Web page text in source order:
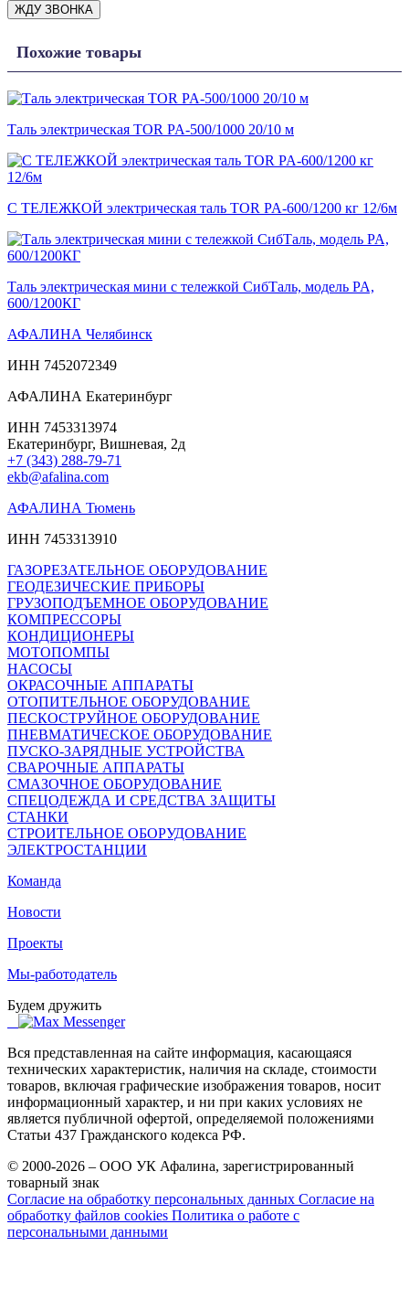
ЖДУ ЗВОНКА
Похожие товары
Таль электрическая TOR PA-500/1000 20/10 м
С ТЕЛЕЖКОЙ электрическая таль TOR PA-600/1200 кг 12/6м
Таль электрическая мини с тележкой СибТаль, модель PA,
600/1200КГ
АФАЛИНА Челябинск
ИНН 7452072349
АФАЛИНА Екатеринбург
ИНН 7453313974
Екатеринбург, Вишневая, 2д
+7 (343) 288-79-71
ekb@afalina.com
АФАЛИНА Тюмень
ИНН 7453313910
ГАЗОРЕЗАТЕЛЬНОЕ ОБОРУДОВАНИЕ
ГЕОДЕЗИЧЕСКИЕ ПРИБОРЫ
ГРУЗОПОДЪЕМНОЕ ОБОРУДОВАНИЕ
КОМПРЕССОРЫ
КОНДИЦИОНЕРЫ
МОТОПОМПЫ
НАСОСЫ
ОКРАСОЧНЫЕ АППАРАТЫ
ОТОПИТЕЛЬНОЕ ОБОРУДОВАНИЕ
ПЕСКОСТРУЙНОЕ ОБОРУДОВАНИЕ
ПНЕВМАТИЧЕСКОЕ ОБОРУДОВАНИЕ
ПУСКО-ЗАРЯДНЫЕ УСТРОЙСТВА
СВАРОЧНЫЕ АППАРАТЫ
СМАЗОЧНОЕ ОБОРУДОВАНИЕ
СПЕЦОДЕЖДА И СРЕДСТВА ЗАЩИТЫ
СТАНКИ
СТРОИТЕЛЬНОЕ ОБОРУДОВАНИЕ
ЭЛЕКТРОСТАНЦИИ
Команда
Новости
Проекты
Мы-работодатель
Будем дружить
Вся представленная на сайте информация, касающаяся
технических характеристик, наличия на складе, стоимости
товаров, включая графические изображения товаров, носит
информационный характер, и ни при каких условиях не
является публичной офертой, определяемой положениями
Статьи 437 Гражданского кодекса РФ.
© 2000-2026 – ООО УК Афалина, зарегистрированный
товарный знак
Согласие на обработку персональных данных Согласие на
обработку файлов cookies Политика о работе с
персональными данными